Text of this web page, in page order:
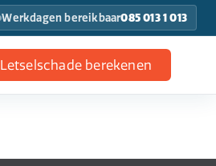
Werkdagen bereikbaar085 013 1 013
Letselschade berekenen